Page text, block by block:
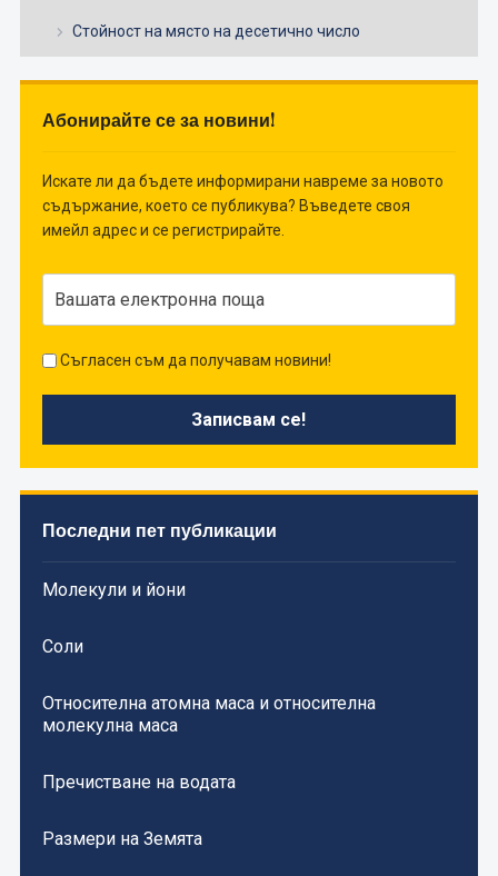
Стойност на място на десетично число
Абонирайте се за новини!
Искате ли да бъдете информирани навреме за новото
съдържание, което се публикува? Въведете своя
имейл адрес и се регистрирайте.
Съгласен съм да получавам новини!
Последни пет публикации
Молекули и йони
Соли
Относителна атомна маса и относителна
молекулна маса
Пречистване на водата
Размери на Земята